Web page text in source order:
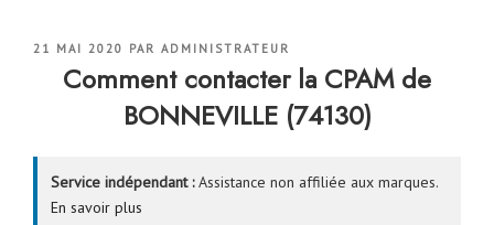
PUBLIÉ
21 MAI 2020 PAR ADMINISTRATEUR
Comment contacter la CPAM de
BONNEVILLE (74130)
Service indépendant :Assistance non affiliée aux marques.
En savoir plus